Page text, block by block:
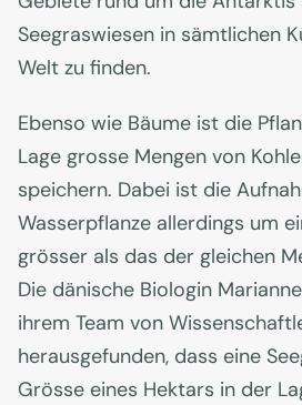
Seegraswiesen in sämtlichen
Welt zu finden.
Ebenso wie Bäume ist die
Lage grosse Mengen von
speichern. Dabei ist die
Wasserpflanze allerdings um
grösser als das der gleichen
Die dänische Biologin
ihrem Team von
herausgefunden, dass eine
Grösse eines Hektars in der